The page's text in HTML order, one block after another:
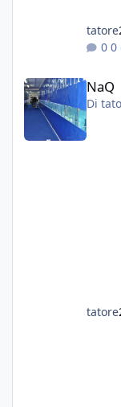
tatore
0
NaQ
NaQ
Di
tatore